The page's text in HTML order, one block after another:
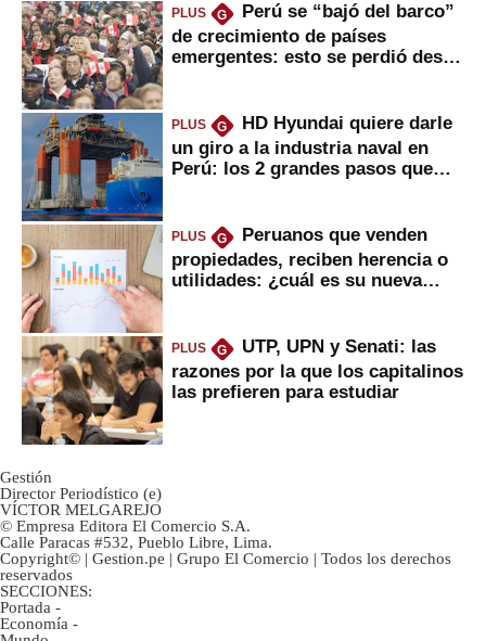
PLUS G
Perú se “bajó del barco”
de crecimiento de países
emergentes: esto se perdió desde
PLUS G
HD Hyundai quiere darle
un giro a la industria naval en
Perú: los 2 grandes pasos que
PLUS G
Peruanos que venden
propiedades, reciben herencia o
utilidades: ¿cuál es su nueva
PLUS G
UTP, UPN y Senati: las
razones por la que los capitalinos
las prefieren para estudiar
Gestión
Director Periodístico (e)
VÍCTOR MELGAREJO
© Empresa Editora El Comercio S.A.
Calle Paracas #532, Pueblo Libre, Lima.
Copyright© | Gestion.pe | Grupo El Comercio | Todos los derechos
reservados
SECCIONES:
Portada -
Economía -